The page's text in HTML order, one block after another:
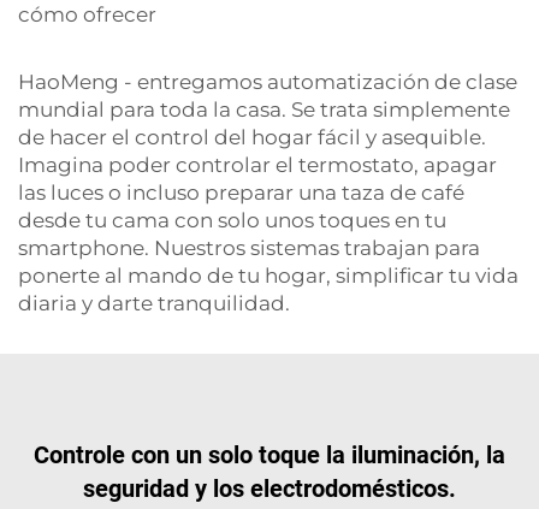
cómo ofrecer
HaoMeng - entregamos automatización de clase
mundial para toda la casa. Se trata simplemente
de hacer el control del hogar fácil y asequible.
Imagina poder controlar el termostato, apagar
las luces o incluso preparar una taza de café
desde tu cama con solo unos toques en tu
smartphone. Nuestros sistemas trabajan para
ponerte al mando de tu hogar, simplificar tu vida
diaria y darte tranquilidad.
Controle con un solo toque la iluminación, la
seguridad y los electrodomésticos.